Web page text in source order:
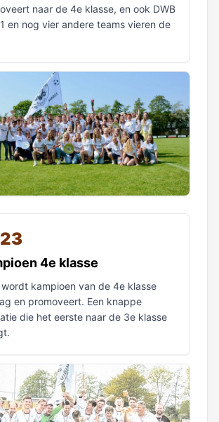
naar de 4e klasse, en ook DWB
en nog vier andere teams vieren de
4e klasse
wordt kampioen van de 4e klasse
en promoveert. Een knappe
die het eerste naar de 3e klasse